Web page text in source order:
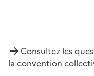
Consultez les
la convention